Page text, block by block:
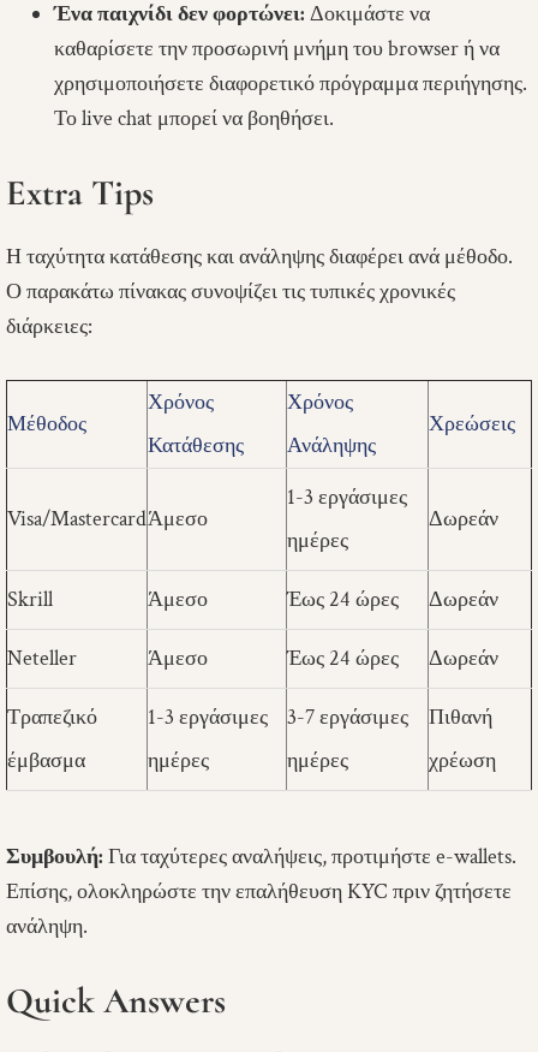
Ένα παιχνίδι δεν φορτώνει: Δοκιμάστε να
καθαρίσετε την προσωρινή μνήμη του browser ή να
χρησιμοποιήσετε διαφορετικό πρόγραμμα περιήγησης.
Το live chat μπορεί να βοηθήσει.
Extra Tips
Η ταχύτητα κατάθεσης και ανάληψης διαφέρει ανά μέθοδο.
Ο παρακάτω πίνακας συνοψίζει τις τυπικές χρονικές
διάρκειες:
Μέθοδος
Χρόνος
Κατάθεσης
Χρόνος
Ανάληψης
Χρεώσεις
Visa/MastercardΆμεσο
1-3 εργάσιμες
ημέρες
Δωρεάν
Skrill Άμεσο Έως 24 ώρες Δωρεάν
Neteller Άμεσο Έως 24 ώρες Δωρεάν
Τραπεζικό
έμβασμα
1-3 εργάσιμες
ημέρες
3-7 εργάσιμες
ημέρες
Πιθανή
χρέωση
Συμβουλή: Για ταχύτερες αναλήψεις, προτιμήστε e-wallets.
Επίσης, ολοκληρώστε την επαλήθευση KYC πριν ζητήσετε
ανάληψη.
Quick Answers